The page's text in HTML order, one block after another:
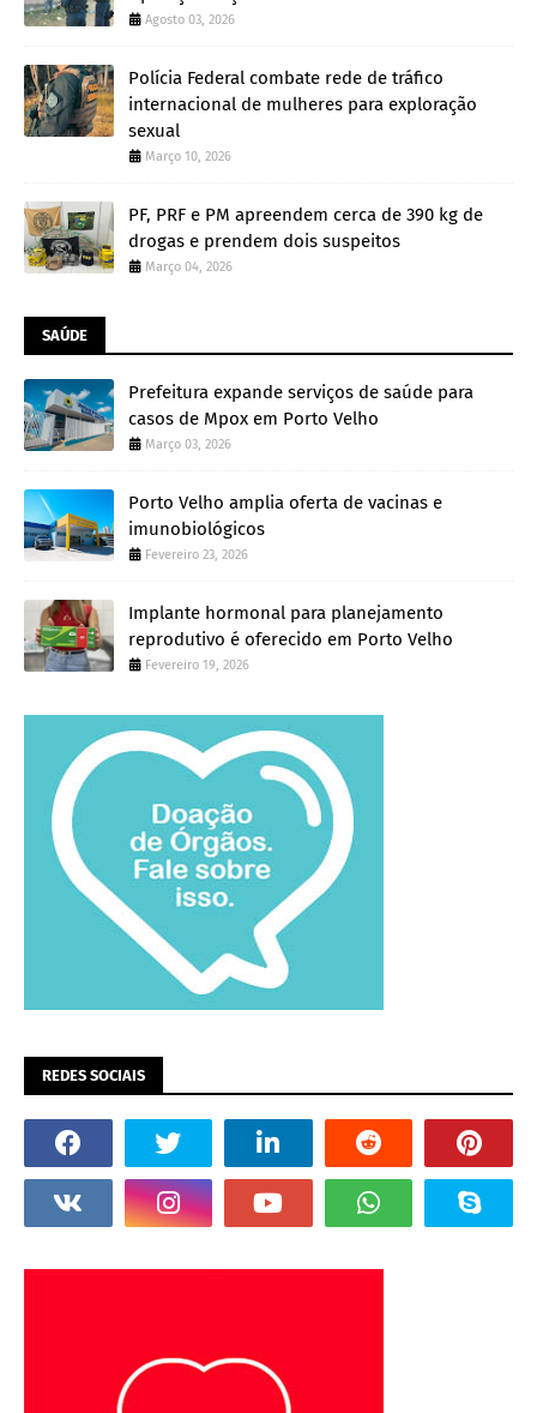
Agosto 03, 2026
Polícia Federal combate rede de tráfico
internacional de mulheres para exploração
sexual
Março 10, 2026
PF, PRF e PM apreendem cerca de 390 kg de
drogas e prendem dois suspeitos
Março 04, 2026
SAÚDE
Prefeitura expande serviços de saúde para
casos de Mpox em Porto Velho
Março 03, 2026
Porto Velho amplia oferta de vacinas e
imunobiológicos
Fevereiro 23, 2026
Implante hormonal para planejamento
reprodutivo é oferecido em Porto Velho
Fevereiro 19, 2026
REDES SOCIAIS